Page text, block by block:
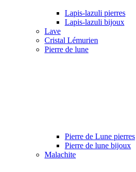
Lapis-lazuli pierres
Lapis-lazuli bijoux
Lave
Cristal Lémurien
Pierre de lune
Pierre de Lune pierres
Pierre de lune bijoux
Malachite